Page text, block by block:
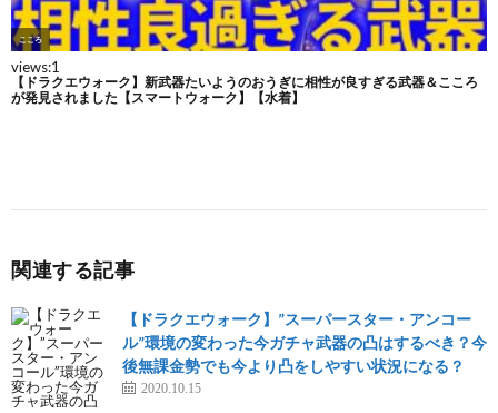
関連する記事
【ドラクエウォーク】”スーパースター・アンコー
ル”環境の変わった今ガチャ武器の凸はするべき？今
後無課金勢でも今より凸をしやすい状況になる？
2020.10.15